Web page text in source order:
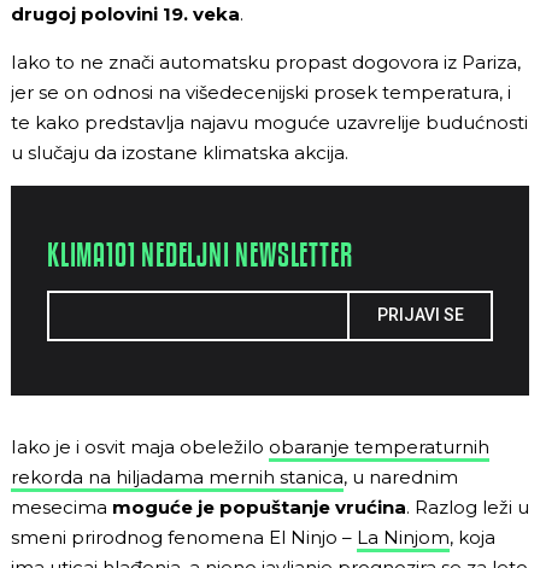
drugoj polovini 19. veka.
Iako to ne znači automatsku propast dogovora iz Pariza,
jer se on odnosi na višedecenijski prosek temperatura, i
te kako predstavlja najavu moguće uzavrelije budućnosti
u slučaju da izostane klimatska akcija.
KLIMA101 NEDELJNI NEWSLETTER
PRIJAVI SE
Iako je i osvit maja obeležilo obaranje temperaturnih
rekorda na hiljadama mernih stanica, u narednim
mesecima moguće je popuštanje vrućina. Razlog leži u
smeni prirodnog fenomena El Ninjo – La Ninjom, koja